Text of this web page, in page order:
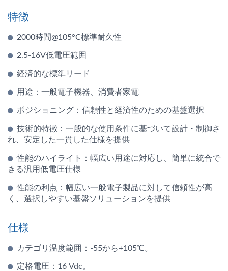
特徴
2000時間@105°C標準耐久性
2.5-16V低電圧範囲
経済的な標準リード
用途：一般電子機器、消費者家電
ポジショニング：信頼性と経済性のための基盤選択
技術的特徴：一般的な使用条件に基づいて設計・制御さ
れ、安定した一貫した仕様を提供
性能のハイライト：幅広い用途に対応し、簡単に統合で
きる汎用低電圧仕様
性能の利点：幅広い一般電子製品に対して信頼性が高
く、選択しやすい基盤ソリューションを提供
仕様
カテゴリ温度範囲：-55から+105℃。
定格電圧：16 Vdc。